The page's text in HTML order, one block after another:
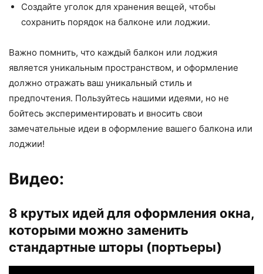
Создайте уголок для хранения вещей, чтобы
сохранить порядок на балконе или лоджии.
Важно помнить, что каждый балкон или лоджия
является уникальным пространством, и оформление
должно отражать ваш уникальный стиль и
предпочтения. Пользуйтесь нашими идеями, но не
бойтесь экспериментировать и вносить свои
замечательные идеи в оформление вашего балкона или
лоджии!
Видео:
8 крутых идей для оформления окна,
которыми можно заменить
стандартные шторы (портьеры)